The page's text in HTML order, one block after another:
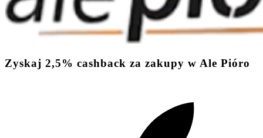
Zyskaj 2,5% cashback za zakupy w Ale Pióro